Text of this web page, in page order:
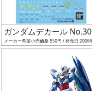
グ
レ
ー
ガンダムデカール
メーカー希望小売価格 550円 / 発売日 2006